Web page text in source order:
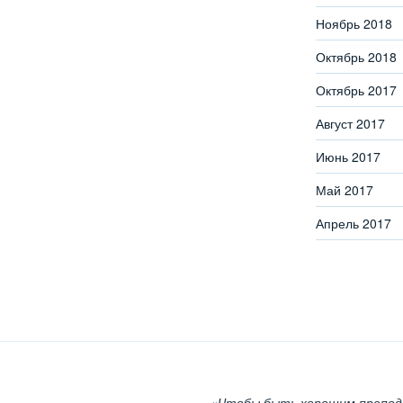
Ноябрь 2018
Октябрь 2018
Октябрь 2017
Август 2017
Июнь 2017
Май 2017
Апрель 2017